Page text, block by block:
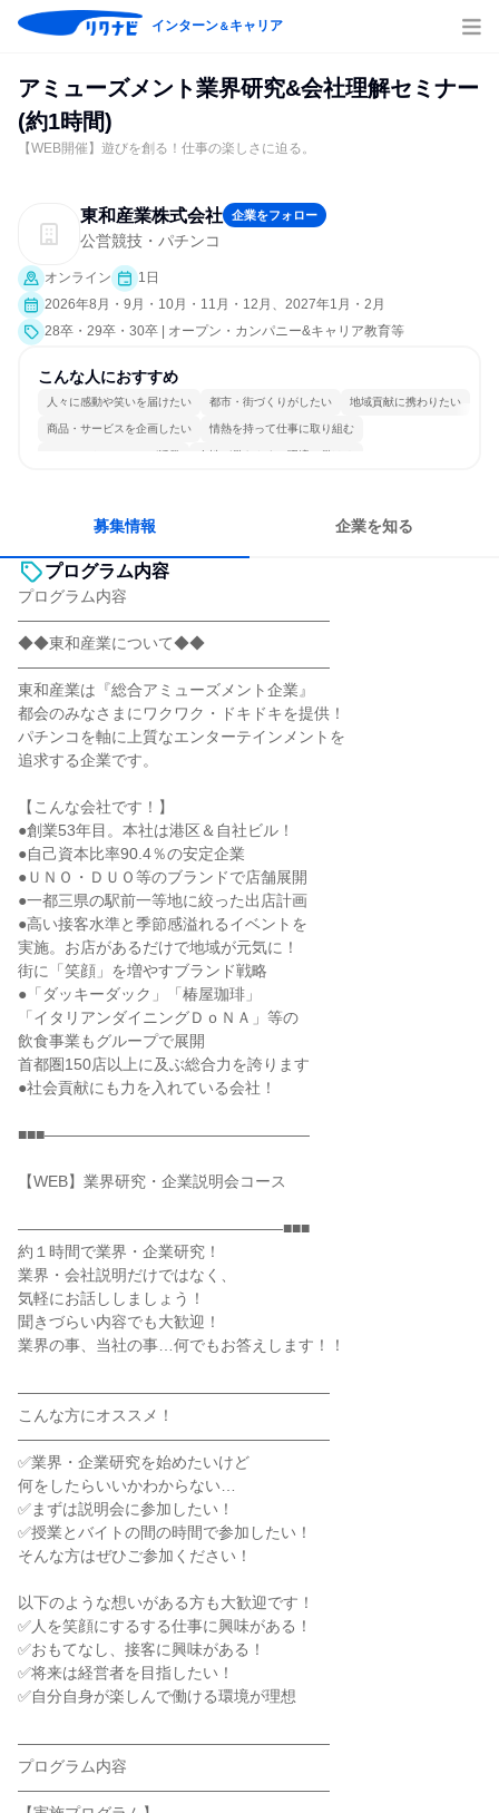
インターン＆キャリア
アミューズメント業界研究&会社理解セミナー
(約1時間)
【WEB開催】遊びを創る！仕事の楽しさに迫る。
東和産業株式会社 企業をフォロー
公営競技・パチンコ
オンライン
1日
2026年8月・9月・10月・11月・12月、2027年1月・2月
28卒・29卒・30卒 | オープン・カンパニー&キャリア教育等
こんな人におすすめ
人々に感動や笑いを届けたい 都市・街づくりがしたい 地域貢献に携わりたい
商品・サービスを企画したい 情熱を持って仕事に取り組む
コミュニケーションが活発 女性が働きやすい環境で働ける
募集情報 企業を知る
プログラム内容
プログラム内容
――――――――――――――――――――
◆◆東和産業について◆◆
――――――――――――――――――――
東和産業は『総合アミューズメント企業』
都会のみなさまにワクワク・ドキドキを提供！
パチンコを軸に上質なエンターテインメントを
追求する企業です。
【こんな会社です！】
●創業53年目。本社は港区＆自社ビル！
●自己資本比率90.4％の安定企業
●ＵＮＯ・ＤＵＯ等のブランドで店舗展開
●一都三県の駅前一等地に絞った出店計画
●高い接客水準と季節感溢れるイベントを
実施。お店があるだけで地域が元気に！
街に「笑顔」を増やすブランド戦略
●「ダッキーダック」「椿屋珈琲」
「イタリアンダイニングＤｏＮＡ」等の
飲食事業もグループで展開
首都圏150店以上に及ぶ総合力を誇ります
●社会貢献にも力を入れている会社！
■■■―――――――――――――――――
【WEB】業界研究・企業説明会コース
―――――――――――――――――■■■
約１時間で業界・企業研究！
業界・会社説明だけではなく、
気軽にお話ししましょう！
聞きづらい内容でも大歓迎！
業界の事、当社の事…何でもお答えします！！
――――――――――――――――――――
こんな方にオススメ！
――――――――――――――――――――
✅業界・企業研究を始めたいけど
何をしたらいいかわからない…
✅まずは説明会に参加したい！
✅授業とバイトの間の時間で参加したい！
そんな方はぜひご参加ください！
以下のような想いがある方も大歓迎です！
✅人を笑顔にするする仕事に興味がある！
✅おもてなし、接客に興味がある！
✅将来は経営者を目指したい！
✅自分自身が楽しんで働ける環境が理想
――――――――――――――――――――
プログラム内容
――――――――――――――――――――